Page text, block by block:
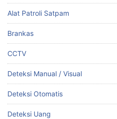
Alat Patroli Satpam
Brankas
CCTV
Deteksi Manual / Visual
Deteksi Otomatis
Deteksi Uang